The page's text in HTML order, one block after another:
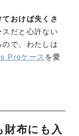
おけば失くさ
だと心許ない
で、わたしは
Proケース を愛
布にも入